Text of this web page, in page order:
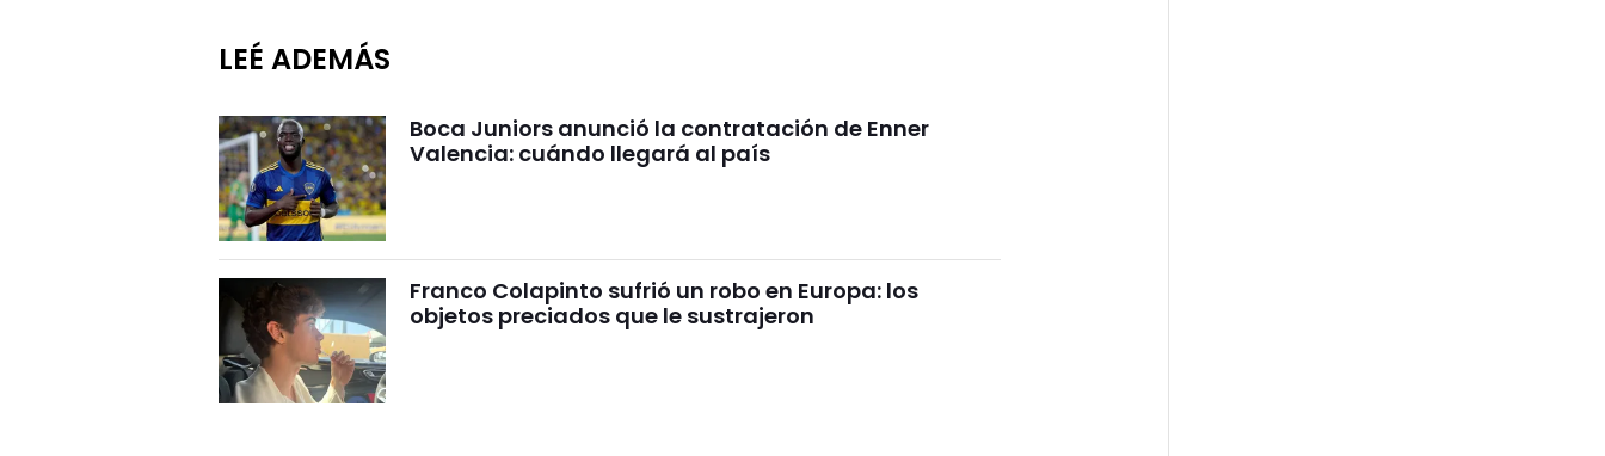
LEÉ ADEMÁS
Boca Juniors anunció la contratación de Enner
Valencia: cuándo llegará al país
Franco Colapinto sufrió un robo en Europa: los
objetos preciados que le sustrajeron